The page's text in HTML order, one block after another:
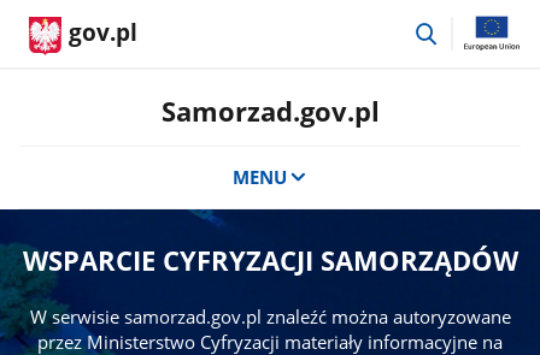
gov.pl
przejdź
Samorzad.gov.pl
MENU
WSPARCIE CYFRYZACJI SAMORZĄDÓW
W serwisie samorzad.gov.pl znaleźć można autoryzowane
przez Ministerstwo Cyfryzacji materiały informacyjne na